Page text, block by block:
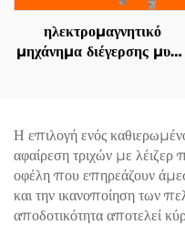
ηλεκτρομαγνητικό
μηχάνημα διέγερσης μυών
Η επιλογή ενός
αφαίρεση τριχών με
οφέλη που επηρεάζουν
και την ικανοποίηση των
αποδοτικότητα αποτελεί